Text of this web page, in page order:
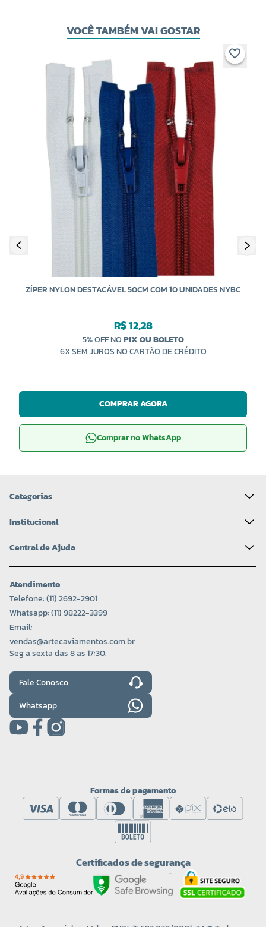
VOCÊ TAMBÉM VAI GOSTAR
ZÍPER NYLON DESTACÁVEL 50CM COM 10 UNIDADES NYBC
R$ 12,28
5% OFF NOPIX OU BOLETO
6X SEM JUROS NO CARTÃO DE CRÉDITO
COMPRAR AGORA
Comprar no WhatsApp
Categorias
Institucional
Central de Ajuda
Atendimento
Telefone: (11) 2692-2901
Whatsapp: (11) 98222-3399
Email:
vendas@artecaviamentos.com.br
Seg a sexta das 8 as 17:30.
Fale Conosco
Whatsapp
Formas de pagamento
Certificados de segurança